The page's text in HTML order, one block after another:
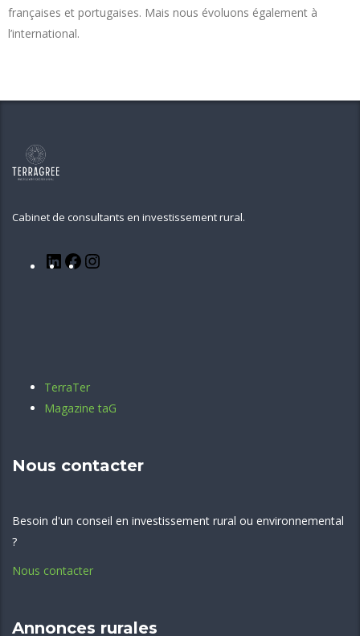
françaises et portugaises. Mais nous évoluons également à
l’international.
Cabinet de consultants en investissement rural.
TerraTer
Magazine taG
Nous contacter
Besoin d'un conseil en investissement rural ou environnemental
?
Nous contacter
Annonces rurales